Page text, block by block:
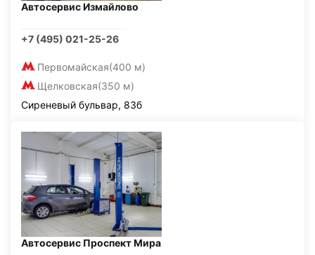
Автосервис Измайлово
+7 (495) 021-25-26
Первомайская(400 м)
Щелковская(350 м)
Сиреневый бульвар, 83б
Автосервис Проспект Мира